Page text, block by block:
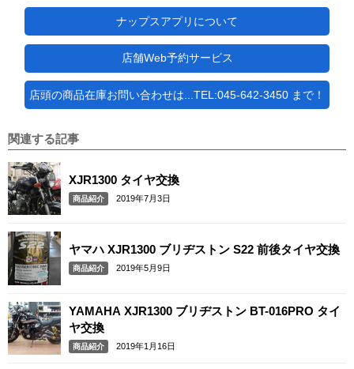
ナップスアプリについて
店舗Web予約サービス
店頭の商品在庫お問い合わせは...TEL:045-642-3450 まで！
関連する記事
XJR1300 タイヤ交換
商品紹介 2019年7月3日
ヤマハ XJR1300 ブリヂストン S22 前後タイヤ交換
商品紹介 2019年5月9日
YAMAHA XJR1300 ブリヂストン BT-016PRO タイ
ヤ交換
商品紹介 2019年1月16日